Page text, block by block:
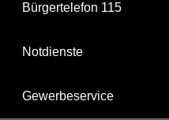
Bürgertelefon 115
Notdienste
Gewerbeservice